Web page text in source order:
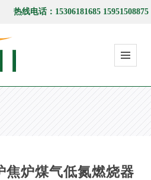
热线电话：15306181685 15951508875
焦炉煤气低氮燃烧器